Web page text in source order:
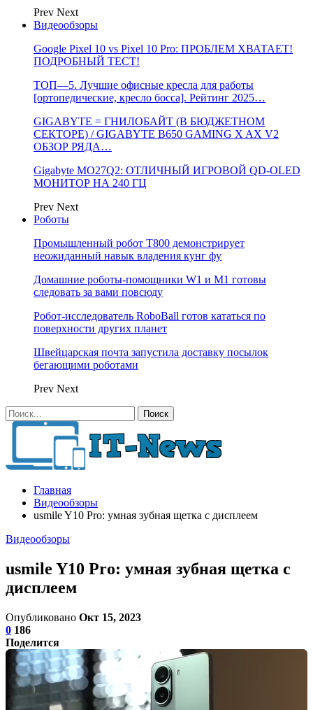
Prev Next
Видеообзоры
Google Pixel 10 vs Pixel 10 Pro: ПРОБЛЕМ ХВАТАЕТ!
ПОДРОБНЫЙ ТЕСТ!
ТОП—5. Лучшие офисные кресла для работы
[ортопедические, кресло босса]. Рейтинг 2025…
GIGABYTE = ГНИЛОБАЙТ (В БЮДЖЕТНОМ
СЕКТОРЕ) / GIGABYTE B650 GAMING X AX V2
ОБЗОР РЯДА…
Gigabyte MO27Q2: ОТЛИЧНЫЙ ИГРОВОЙ QD-OLED
МОНИТОР НА 240 ГЦ
Prev Next
Роботы
Промышленный робот Т800 демонстрирует
неожиданный навык владения кунг фу
Домашние роботы-помощники W1 и M1 готовы
следовать за вами повсюду
Робот-исследователь RoboBall готов кататься по
поверхности других планет
Швейцарская почта запустила доставку посылок
бегающими роботами
Prev Next
Главная
Видеообзоры
usmile Y10 Pro: умная зубная щетка с дисплеем
Видеообзоры
usmile Y10 Pro: умная зубная щетка с
дисплеем
Опубликовано Окт 15, 2023
0 186
Поделится